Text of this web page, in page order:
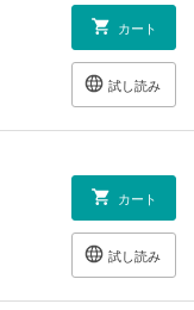
カート
試し読み
カート
試し読み